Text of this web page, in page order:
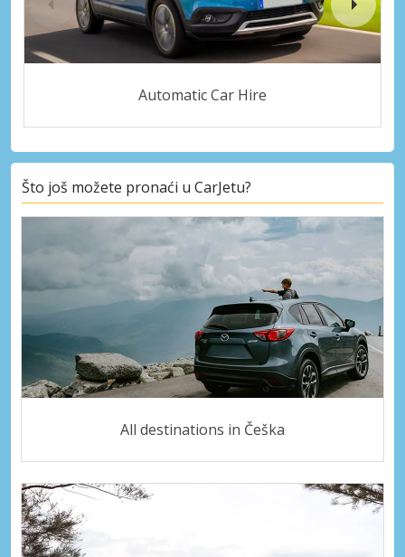
Automatic Car Hire
Što još možete pronaći u CarJetu?
All destinations in Češka